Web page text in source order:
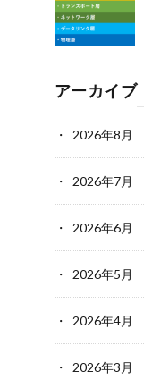
アーカイブ
2026年8月
2026年7月
2026年6月
2026年5月
2026年4月
2026年3月